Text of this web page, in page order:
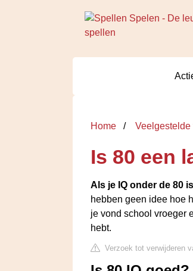
Home Veelgestelde
Is 80 een
Als je IQ onder de 80
hebben geen idee hoe
je vond school vroeger
hebt.
Verzoek tot verwijderen